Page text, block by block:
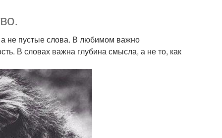
не пустые слова. В любимом важно
В словах важна глубина смысла, а не то, как